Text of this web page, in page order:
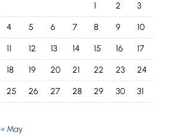
1 2 3
4 5 6 7 8 9 10
11 12 13 14 15 16 17
18 19 20 21 22 23 24
25 26 27 28 29 30 31
« May